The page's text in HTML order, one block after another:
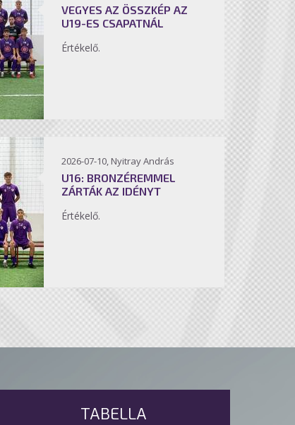
VEGYES AZ ÖSSZKÉP AZ
U19-ES CSAPATNÁL
Értékelő.
2026-07-10, Nyitray András
U16: BRONZÉREMMEL
ZÁRTÁK AZ IDÉNYT
Értékelő.
TABELLA